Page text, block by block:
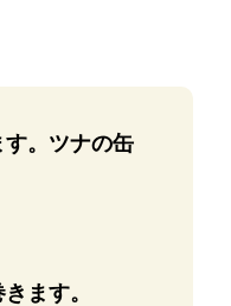
す。ツナの缶
ます。